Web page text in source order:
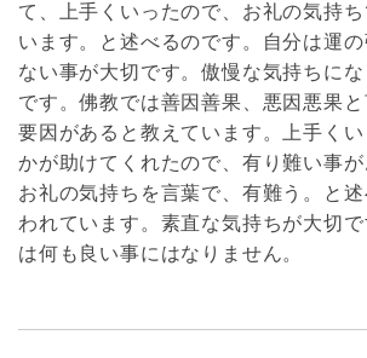
て、上手くいったので、お礼の気持
います。と述べるのです。自分は運
ない事が大切です。傲慢な気持ちに
です。佛教では善因善果、悪因悪果
要因があると教えています。上手く
かが助けてくれたので、有り難い事が
お礼の気持ちを言葉で、有難う。と
われています。素直な気持ちが大切
は何も良い事にはなりません。